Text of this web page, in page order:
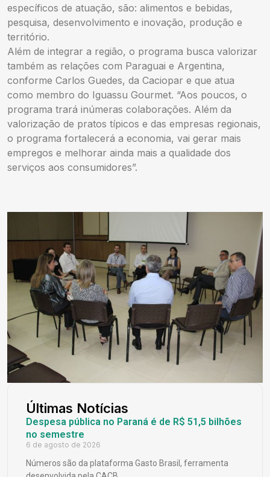
específicos de atuação, são: alimentos e bebidas,
pesquisa, desenvolvimento e inovação, produção e
território.
Além de integrar a região, o programa busca valorizar
também as relações com Paraguai e Argentina,
conforme Carlos Guedes, da Caciopar e que atua
como membro do Iguassu Gourmet. “Aos poucos, o
programa trará inúmeras colaborações. Além da
valorização de pratos típicos e das empresas regionais,
o programa fortalecerá a economia, vai gerar mais
empregos e melhorar ainda mais a qualidade dos
serviços aos consumidores”.
Últimas Notícias
Despesa pública no Paraná é de R$ 51,5 bilhões
no semestre
6 de agosto de 2026
Números são da plataforma Gasto Brasil, ferramenta